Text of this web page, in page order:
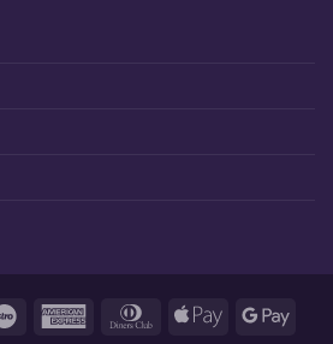
Maestro
American
Dinners Apple